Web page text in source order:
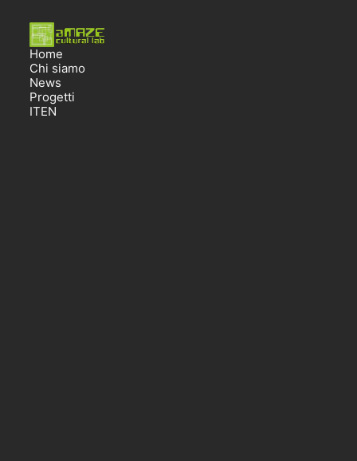
Home
Chi siamo
News
Progetti
ITEN